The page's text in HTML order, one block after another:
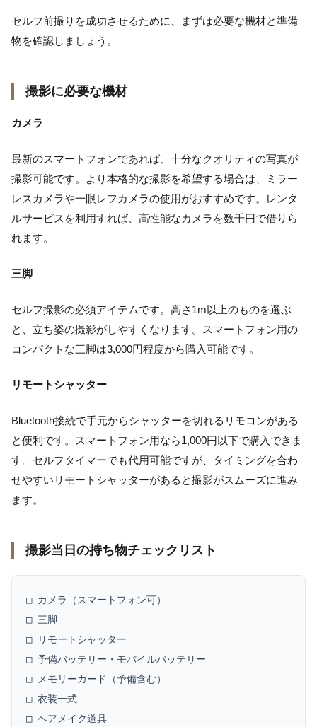
セルフ前撮りを成功させるために、まずは必要な機材と準備
物を確認しましょう。
撮影に必要な機材
カメラ
最新のスマートフォンであれば、十分なクオリティの写真が
撮影可能です。より本格的な撮影を希望する場合は、ミラー
レスカメラや一眼レフカメラの使用がおすすめです。レンタ
ルサービスを利用すれば、高性能なカメラを数千円で借りら
れます。
三脚
セルフ撮影の必須アイテムです。高さ1m以上のものを選ぶ
と、立ち姿の撮影がしやすくなります。スマートフォン用の
コンパクトな三脚は3,000円程度から購入可能です。
リモートシャッター
Bluetooth接続で手元からシャッターを切れるリモコンがある
と便利です。スマートフォン用なら1,000円以下で購入できま
す。セルフタイマーでも代用可能ですが、タイミングを合わ
せやすいリモートシャッターがあると撮影がスムーズに進み
ます。
撮影当日の持ち物チェックリスト
□ カメラ（スマートフォン可）
□ 三脚
□ リモートシャッター
□ 予備バッテリー・モバイルバッテリー
□ メモリーカード（予備含む）
□ 衣装一式
□ ヘアメイク道具